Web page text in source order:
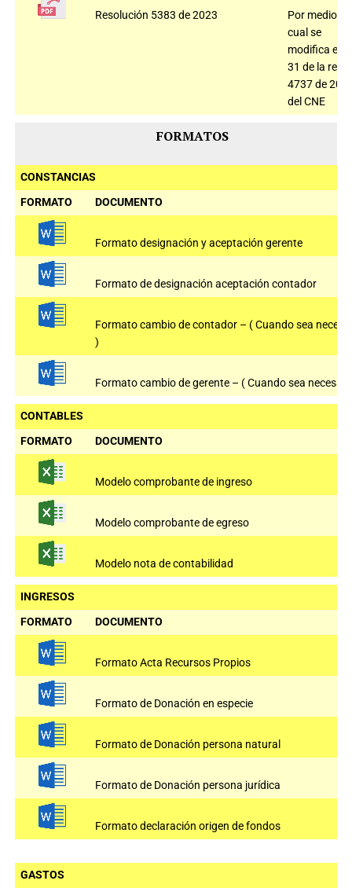
Resolución 5383 de 2023
Por medio
cual se
modifica el
31 de la res
4737 de
del CNE
FORMATOS
CONSTANCIAS
FORMATO
DOCUMENTO
Formato designación y aceptación gerente
Formato de designación aceptación contador
Formato cambio de contador – ( Cuando sea
)
Formato cambio de gerente – ( Cuando sea
CONTABLES
FORMATO
DOCUMENTO
Modelo comprobante de ingreso
Modelo comprobante de egreso
Modelo nota de contabilidad
INGRESOS
FORMATO
DOCUMENTO
Formato Acta Recursos Propios
Formato de Donación en especie
Formato de Donación persona natural
Formato de Donación persona jurídica
Formato declaración origen de fondos
GASTOS